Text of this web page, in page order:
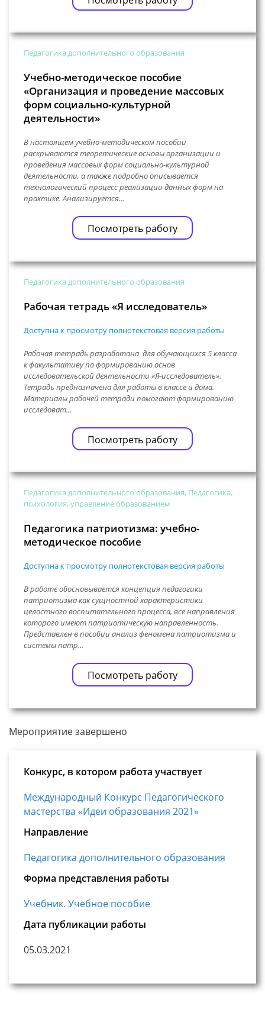
Педагогика дополнительного образования
Учебно-методическое пособие
«Организация и проведение массовых
форм социально-культурной
деятельности»
В настоящем учебно-методическом пособии
раскрываются теоретические основы организации и
проведения массовых форм социально-культурной
деятельности, а также подробно описывается
технологический процесс реализации данных форм на
практике. Анализируется...
Посмотреть работу
Педагогика дополнительного образования
Рабочая тетрадь «Я исследователь»
Доступна к просмотру полнотекстовая версия работы
Рабочая тетрадь разработана для обучающихся 5 класса
к факультативу по формированию основ
исследовательской деятельности «Я-исследователь».
Тетрадь предназначена для работы в классе и дома.
Материалы рабочей тетради помогают формированию
исследоват...
Посмотреть работу
Педагогика дополнительного образования, Педагогика,
психология, управление образованием
Педагогика патриотизма: учебно-
методическое пособие
Доступна к просмотру полнотекстовая версия работы
В работе обосновывается концепция педагогики
патриотизма как сущностной характеристики
целостного воспитательного процесса, все направления
которого имеют патриотическую направленность.
Представлен в пособии анализ феномена патриотизма и
системы патр...
Посмотреть работу
Мероприятие завершено
Конкурс, в котором работа участвует
Международный Конкурс Педагогического
мастерства «Идеи образования 2021»
Направление
Педагогика дополнительного образования
Форма представления работы
Учебник. Учебное пособие
Дата публикации работы
05.03.2021